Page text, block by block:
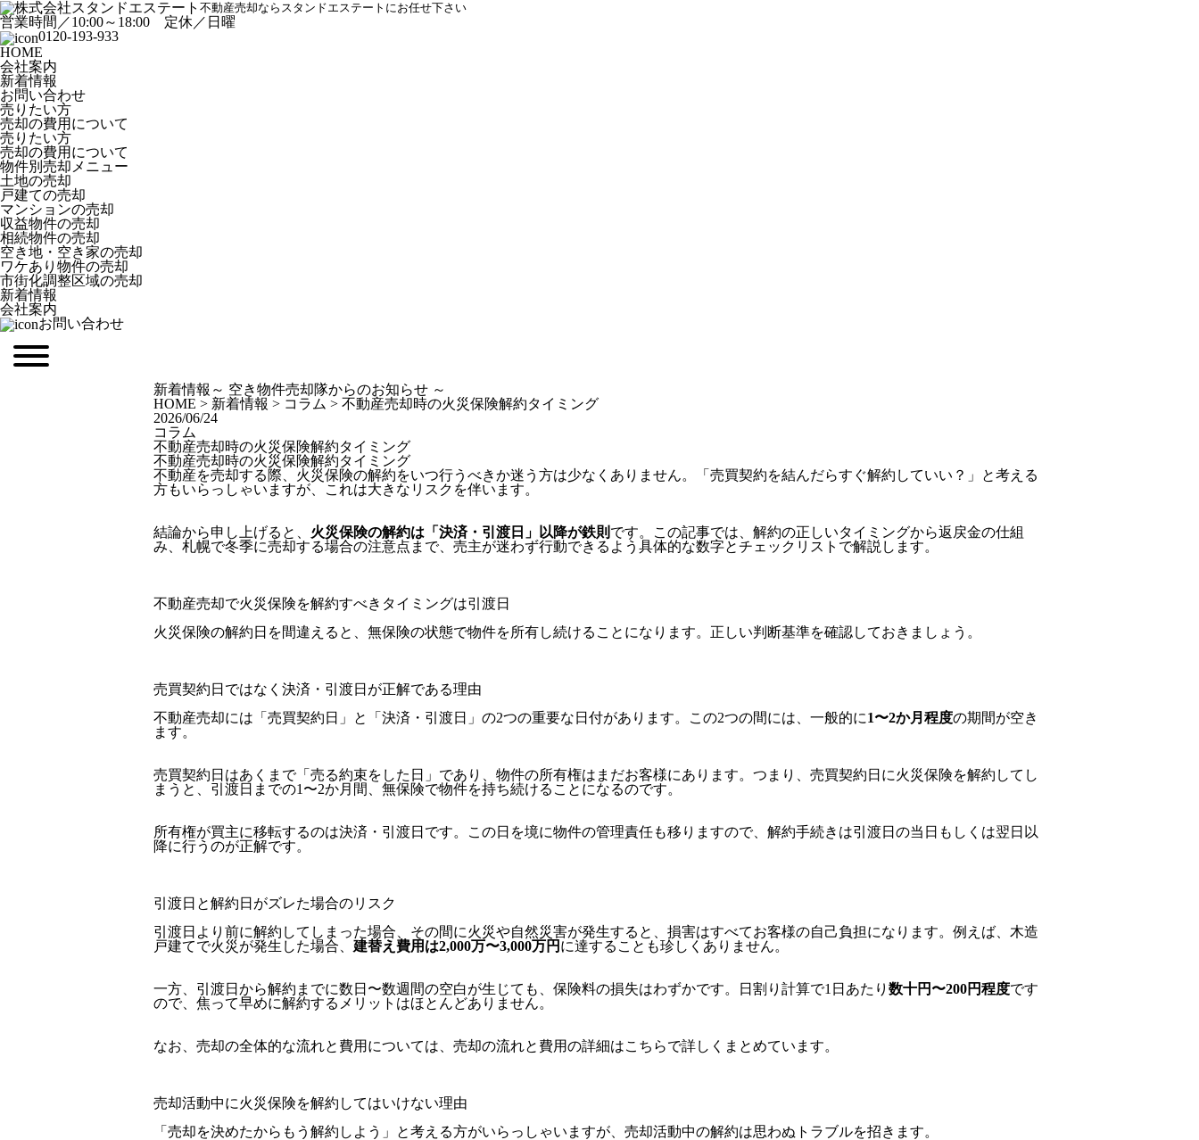
不動産売却ならスタンドエステートにお任せ下さい
営業時間／10:00～18:00 定休／日曜
0120-193-933
HOME
会社案内
新着情報
お問い合わせ
売りたい方
売却の費用について
売りたい方
売却の費用について
物件別売却メニュー
土地の売却
戸建ての売却
マンションの売却
収益物件の売却
相続物件の売却
空き地・空き家の売却
ワケあり物件の売却
市街化調整区域の売却
新着情報
会社案内
お問い合わせ
新着情報 ～ 空き物件売却隊からのお知らせ ～
HOME > 新着情報 > コラム > 不動産売却時の火災保険解約タイミング
2026/06/24
コラム
不動産売却時の火災保険解約タイミング
不動産売却時の火災保険解約タイミング
不動産を売却する際、火災保険の解約をいつ行うべきか迷う方は少なくありません。「売買契約を結んだらすぐ解約していい？」と考える
方もいらっしゃいますが、これは大きなリスクを伴います。
結論から申し上げると、 火災保険の解約は「決済・引渡日」以降が鉄則 です。この記事では、解約の正しいタイミングから返戻金の仕組
み、札幌で冬季に売却する場合の注意点まで、売主が迷わず行動できるよう具体的な数字とチェックリストで解説します。
不動産売却で火災保険を解約すべきタイミングは引渡日
火災保険の解約日を間違えると、無保険の状態で物件を所有し続けることになります。正しい判断基準を確認しておきましょう。
売買契約日ではなく決済・引渡日が正解である理由
不動産売却には「売買契約日」と「決済・引渡日」の2つの重要な日付があります。この2つの間には、一般的に1〜2か月程度の期間が空き
ます。
売買契約日はあくまで「売る約束をした日」であり、物件の所有権はまだお客様にあります。つまり、売買契約日に火災保険を解約してし
まうと、引渡日までの1〜2か月間、無保険で物件を持ち続けることになるのです。
所有権が買主に移転するのは決済・引渡日です。この日を境に物件の管理責任も移りますので、解約手続きは引渡日の当日もしくは翌日以
降に行うのが正解です。
引渡日と解約日がズレた場合のリスク
引渡日より前に解約してしまった場合、その間に火災や自然災害が発生すると、損害はすべてお客様の自己負担になります。例えば、木造
戸建てで火災が発生した場合、 建替え費用は2,000万〜3,000万円 に達することも珍しくありません。
一方、引渡日から解約までに数日〜数週間の空白が生じても、保険料の損失はわずかです。日割り計算で1日あたり 数十円〜200円程度です
ので、焦って早めに解約するメリットはほとんどありません。
なお、売却の全体的な流れと費用については、 売却の流れと費用の詳細はこちらで詳しくまとめています。
売却活動中に火災保険を解約してはいけない理由
「売却を決めたからもう解約しよう」と考える方がいらっしゃいますが、売却活動中の解約は思わぬトラブルを招きます。